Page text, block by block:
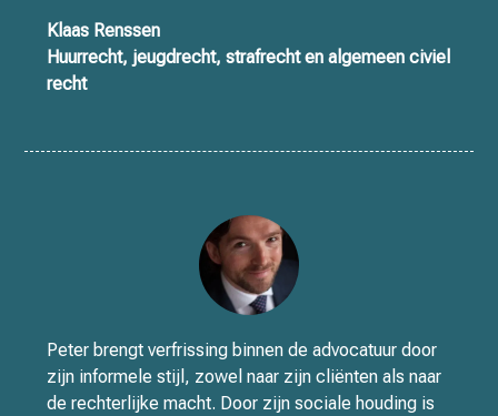
Klaas Renssen
Huurrecht, jeugdrecht, strafrecht en algemeen civiel
recht
Peter brengt verfrissing binnen de advocatuur door
zijn informele stijl, zowel naar zijn cliënten als naar
de rechterlijke macht. Door zijn sociale houding is